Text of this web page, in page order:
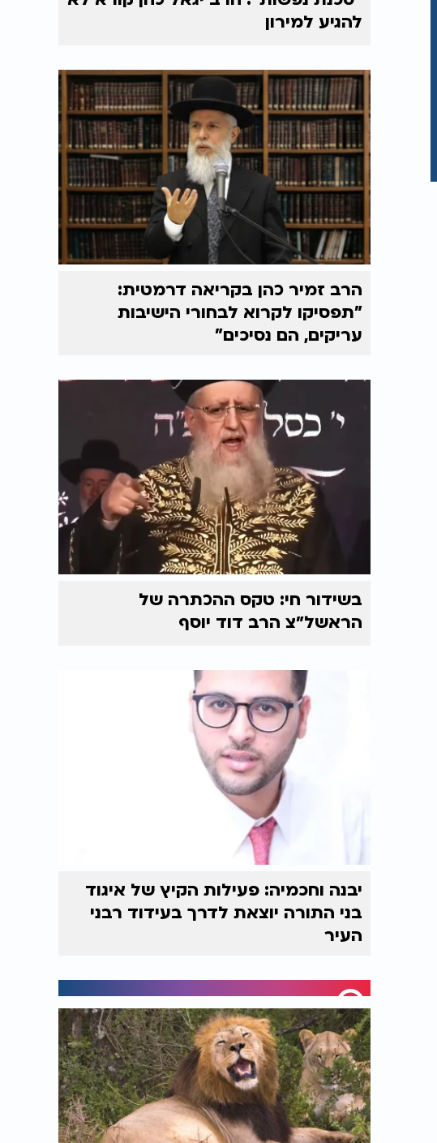
להגיע למירון
הרב זמיר כהן בקריאה דרמטית:
"תפסיקו לקרוא לבחורי הישיבות
עריקים, הם נסיכים"
בשידור חי: טקס ההכתרה של
הראשל״צ הרב דוד יוסף
יבנה וחכמיה: פעילות הקיץ של איגוד
בני התורה יוצאת לדרך בעידוד רבני
העיר